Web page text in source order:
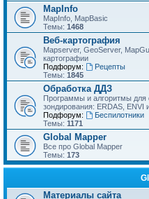
MapInfo
MapInfo, MapBasic
Темы: 1468
Веб-картография
Mapserver, GeoServer,
картографии
Подфорум:
Рецепты
Темы: 1845
Обработка ДДЗ
Программы и алгоритмы для
зондирования: ERDAS, ENVI
Подфорум:
Беспилотники
Темы: 1171
Global Mapper
Все про Global Mapper
Темы: 173
Материалы сайта